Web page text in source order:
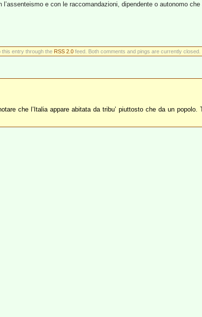
e con le raccomandazioni, dipendente o autonomo che
this entry through the RSS 2.0feed. Both comments and pings are currently closed.
che l’Italia appare abitata da tribu’ piuttosto che da un popolo.